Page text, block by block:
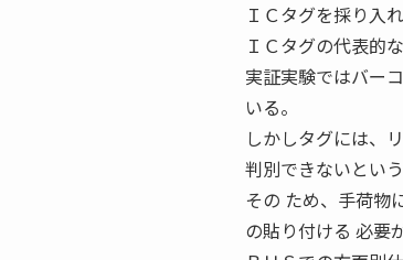
ＩＣタグを採り入
ＩＣタグの代表的
実証実験ではバー
いる。
しかしタグには、
判別できないとい
その ため、手荷物
の貼り付ける 必要